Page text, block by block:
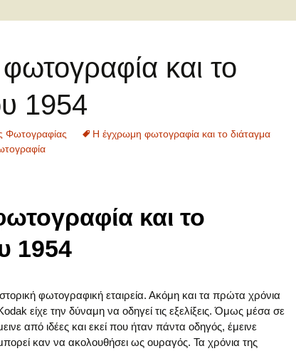
Συνομιλούν
Σπουδαίοι Φωτογράφοι
Σύγχρονοι Φωτογράφοι
Φωτογραφικός
και το
1954
Φωτογραφίας
Η έγχρωμη φωτογραφία και το διάταγμα
και το
1954
φωτογραφική εταιρεία. Ακόμη και τα πρώτα χρόνια
είχε την δύναμη να οδηγεί τις εξελίξεις. Όμως μέσα σε
από ιδέες και εκεί που ήταν πάντα οδηγός, έμεινε
καν να ακολουθήσει ως ουραγός. Τα χρόνια της